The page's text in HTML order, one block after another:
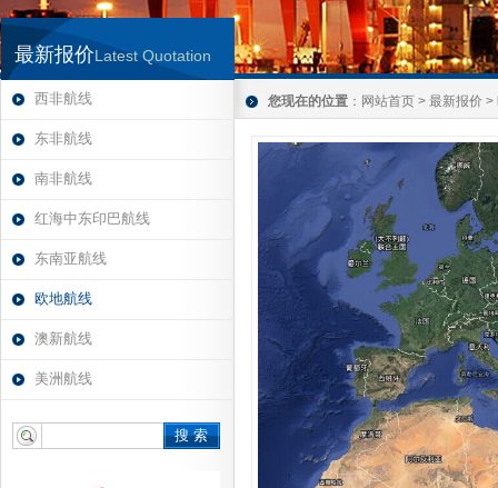
最新报价Latest Quotation
西非航线
东非航线
南非航线
红海中东印巴航线
东南亚航线
欧地航线
澳新航线
美洲航线
搜 索
您现在的位置 ： 网站首页 > 最新报价 >